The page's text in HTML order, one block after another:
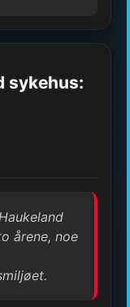
sykehus:
årene, noe